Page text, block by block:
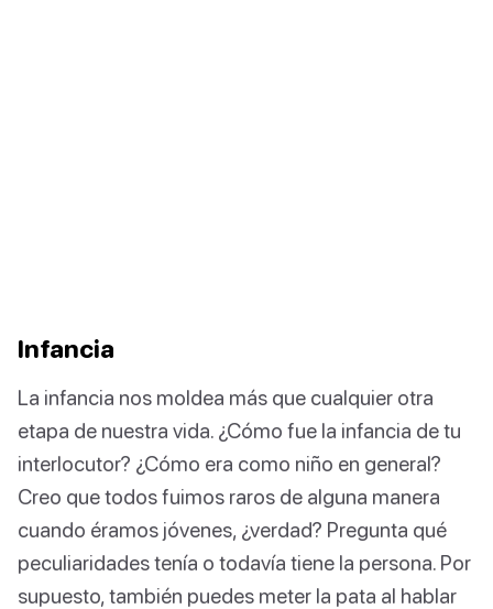
Infancia
La infancia nos moldea más que cualquier otra
etapa de nuestra vida. ¿Cómo fue la infancia de tu
interlocutor? ¿Cómo era como niño en general?
Creo que todos fuimos raros de alguna manera
cuando éramos jóvenes, ¿verdad? Pregunta qué
peculiaridades tenía o todavía tiene la persona. Por
supuesto, también puedes meter la pata al hablar